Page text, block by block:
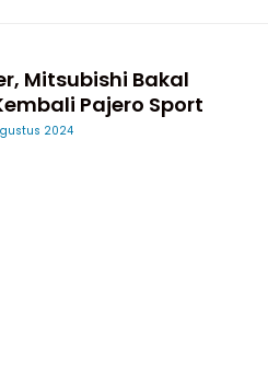
Mitsubishi Bakal
Pajero Sport
2024